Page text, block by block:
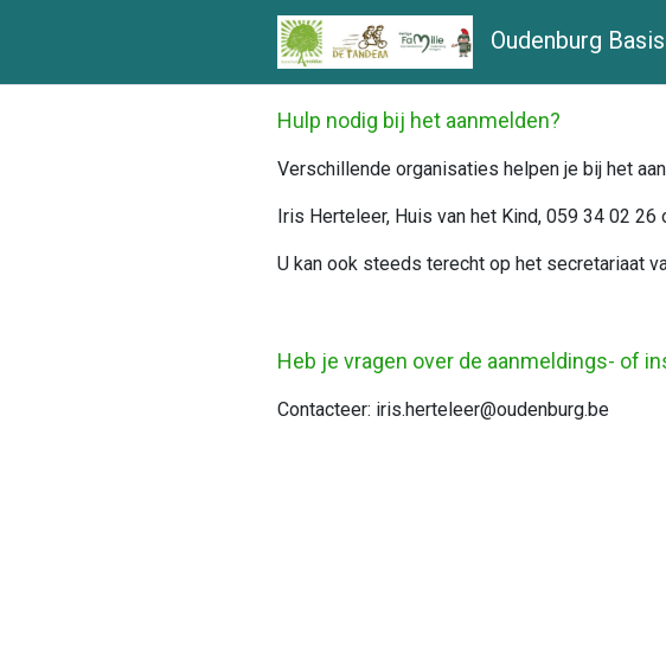
Oudenburg
Hulp nodig bij het aanmelden?
Verschillende organisaties helpen je bij het
Iris Herteleer, Huis van het Kind, 059 34 02 26
U kan ook steeds terecht op het secretariaat
Heb je vragen over de aanmeldings- of
Contacteer: iris.herteleer@oudenburg.be